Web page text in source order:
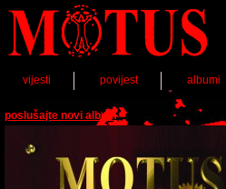
vijesti povijest albumi
poslušajte novi album